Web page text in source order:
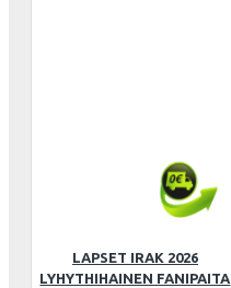
LAPSET IRAK 2026
LYHYTHIHAINEN FANIPAITA